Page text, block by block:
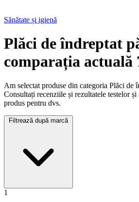
Sănătate și igienă
Plăci de îndreptat
comparația actuală
Am selectat produse din categoria Plăci de
Consultați recenziile și rezultatele testelor
produs pentru dvs.
1